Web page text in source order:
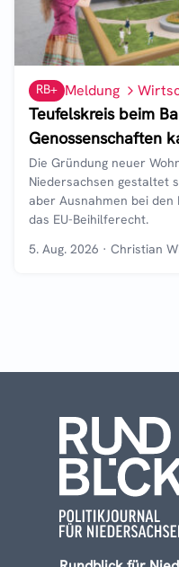
RB+ Meldung
Teufelskreis beim
Genossenschaften
Die Gründung neuer
Niedersachsen gestaltet
aber Ausnahmen bei
das EU-Beihilferecht.
5. Aug. 2026 · Christian